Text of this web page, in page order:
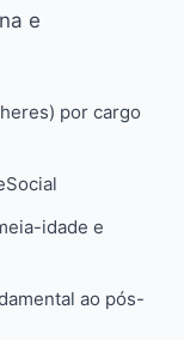
e
por cargo
idade e
ao pós-